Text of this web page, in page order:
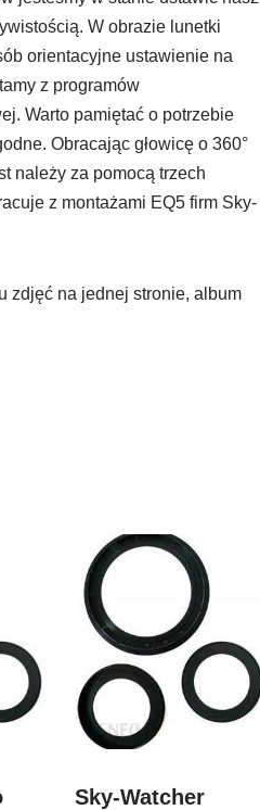
W obrazie lunetki
orientacyjne ustawienie na
z programów
Warto pamiętać o potrzebie
Obracając głowicę o 360°
należy za pomocą trzech
z montażami EQ5 firm Sky-
zdjęć na jednej stronie, album
Sky-Watcher